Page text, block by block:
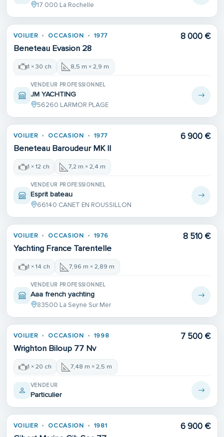
17 000 La Rochelle
VOILIER OCCASION 1977
Beneteau Evasion 28
8 000 €
1 × 30 ch 8,5 m × 2,9 m
VENDEUR PROFESSIONNEL
JM YACHTING
56260 LARMOR PLAGE
VOILIER OCCASION 1977
Beneteau Baroudeur MK II
6 900 €
1 × 12 ch 7,2 m × 2,4 m
VENDEUR PROFESSIONNEL
Esprit bateau
66140 CANET EN ROUSSILLON
VOILIER OCCASION 1976
Yachting France Tarentelle
8 510 €
1 × 14 ch 7,96 m × 2,89 m
VENDEUR PROFESSIONNEL
Aaa french yachting
83500 La Seyne Sur Mer
VOILIER OCCASION 1998
Wrighton Biloup 77 Nv
7 500 €
1 × 20 ch 7,48 m × 2,5 m
VENDEUR
Particulier
VOILIER OCCASION 1981 6 900 €